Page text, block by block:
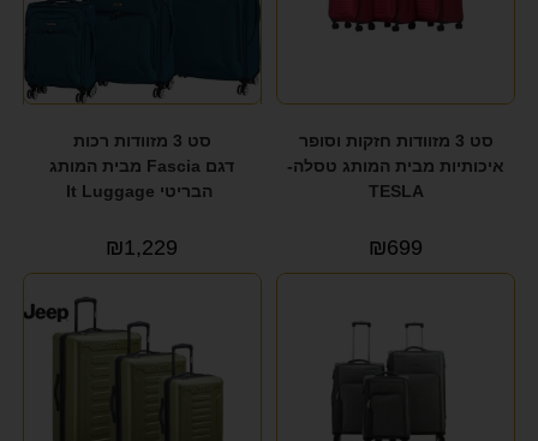
סט 3 מזוודות חזקות וסופר
איכותיות מבית המותג טסלה-
TESLA
₪699
סט 3 מזוודות רכות
דגם Fascia מבית המותג
הבריטי It Luggage
₪1,229